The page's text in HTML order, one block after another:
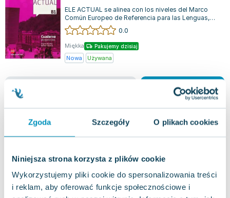
Zgoda Szczegóły O plikach cookies
Niniejsza strona korzysta z plików cookie
Wykorzystujemy pliki cookie do spersonalizowania treści
i reklam, aby oferować funkcje społecznościowe i
Ajahn Brahm
Lucinda Riley
Jacek Walkiewicz
ELE ACTUAL se alinea con los niveles del Marco
Común Europeo de Referencia para las Lenguas,
centrándose en la enseñanza, aprendiz...
0.0
Miękka Pakujemy dzisiaj
Nowa Używana
65.79zł